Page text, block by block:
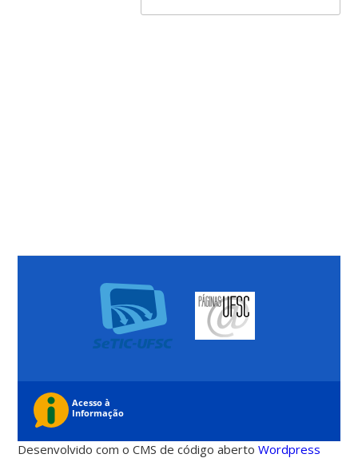
Desenvolvido com o CMS de código abertoWordpress